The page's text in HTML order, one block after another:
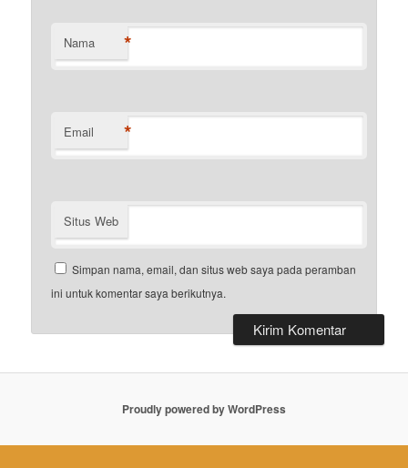
Nama *
Email *
Situs Web
Simpan nama, email, dan situs web saya pada peramban
ini untuk komentar saya berikutnya.
Proudly powered by WordPress